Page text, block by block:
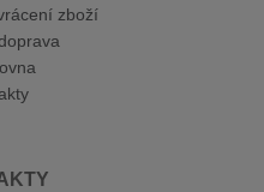
zboží